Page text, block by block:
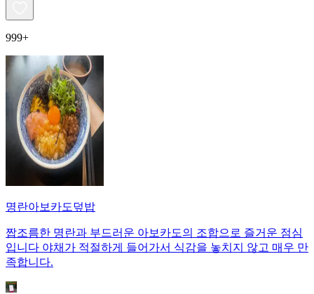
999+
명란아보카도덮밥
짭조름한 명란과 부드러운 아보카도의 조합으로 즐거운 점심
입니다 야채가 적절하게 들어가서 식감을 놓치지 않고 매우 만
족합니다.